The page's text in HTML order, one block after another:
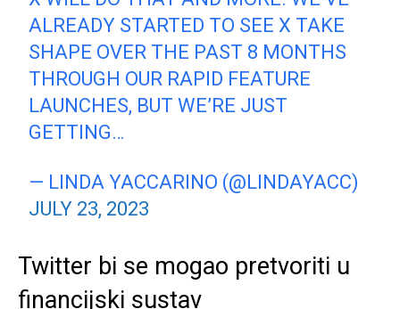
ALREADY STARTED TO SEE X TAKE
SHAPE OVER THE PAST 8 MONTHS
THROUGH OUR RAPID FEATURE
LAUNCHES, BUT WE’RE JUST
GETTING…
— LINDA YACCARINO (@LINDAYACC)
JULY 23, 2023
Twitter bi se mogao pretvoriti u
financijski sustav